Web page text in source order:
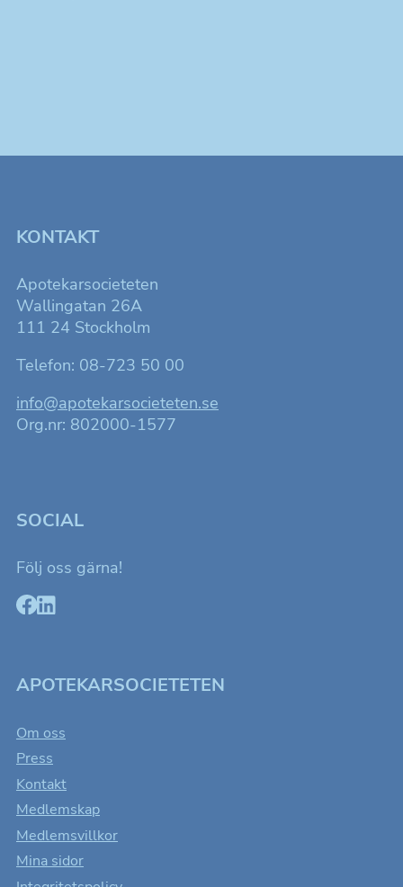
KONTAKT
Apotekarsocieteten
Wallingatan 26A
111 24 Stockholm
Telefon: 08-723 50 00
info@apotekarsocieteten.se
Org.nr: 802000-1577
SOCIAL
Följ oss gärna!
APOTEKARSOCIETETEN
Om oss
Press
Kontakt
Medlemskap
Medlemsvillkor
Mina sidor